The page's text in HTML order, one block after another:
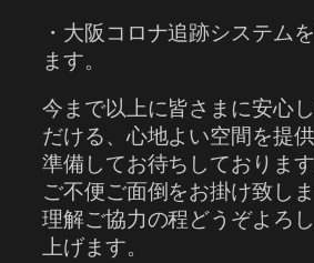
・大阪コロナ追跡システム
ます。
今まで以上に皆さまに安心
だける、心地よい空間を提
準備してお待ちしておりま
ご不便ご面倒をお掛け致し
理解ご協力の程どうぞよろ
上げます。